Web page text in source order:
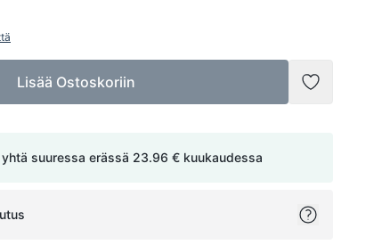
Lisää Ostoskoriin
Lisää
suuressa erässä 23.96 € kuukaudessa